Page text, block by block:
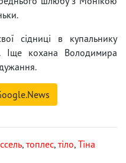
сідниці в купальнику
Іще кохана Володимира
, топлес, тіло, Тіна